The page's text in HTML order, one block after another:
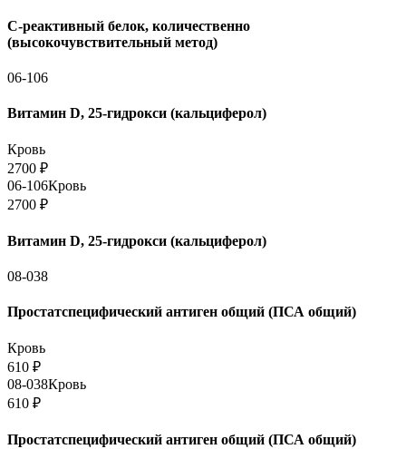
С-реактивный белок, количественно
(высокочувствительный метод)
06-106
Витамин D, 25-гидрокси (кальциферол)
Кровь
2700 ₽
06-106Кровь
2700 ₽
Витамин D, 25-гидрокси (кальциферол)
08-038
Простатспецифический антиген общий (ПСА общий)
Кровь
610 ₽
08-038Кровь
610 ₽
Простатспецифический антиген общий (ПСА общий)